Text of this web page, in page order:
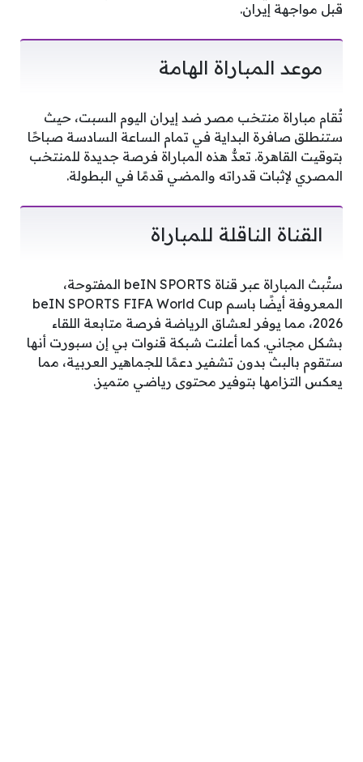
قبل مواجهة إيران.
موعد المباراة الهامة
تُقام مباراة منتخب مصر ضد إيران اليوم السبت، حيث
ستنطلق صافرة البداية في تمام الساعة السادسة صباحًا
بتوقيت القاهرة. تعدُّ هذه المباراة فرصة جديدة للمنتخب
المصري لإثبات قدراته والمضي قدمًا في البطولة.
القناة الناقلة للمباراة
ستُبث المباراة عبر قناة beIN SPORTS المفتوحة،
المعروفة أيضًا باسم beIN SPORTS FIFA World Cup
2026، مما يوفر لعشاق الرياضة فرصة متابعة اللقاء
بشكل مجاني. كما أعلنت شبكة قنوات بي إن سبورت أنها
ستقوم بالبث بدون تشفير دعمًا للجماهير العربية، مما
يعكس التزامها بتوفير محتوى رياضي متميز.